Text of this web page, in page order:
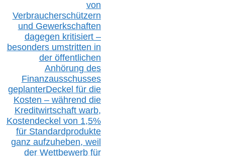
von
Verbraucherschützern
und Gewerkschaften
dagegen kritisiert –
besonders umstritten in
der öffentlichen
Anhörung des
Finanzausschusses
geplanterDeckel für die
Kosten – während die
Kreditwirtschaft warb,
Kostendeckel von 1,5%
für Standardprodukte
ganz aufzuheben, weil
der Wettbewerb für